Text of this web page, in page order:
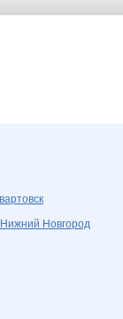
Нижний Новгород